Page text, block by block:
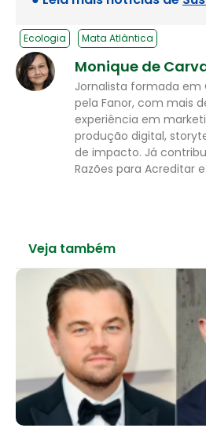
Ecologia Mata Atlântica
Monique de
Jornalista formada em
pela Fanor, com mais
experiência em
produção digital,
de impacto. Já
Razões para Acreditar
Veja também